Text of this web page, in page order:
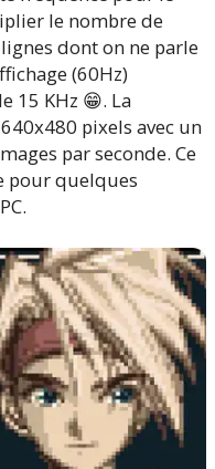
le nombre de
dont on ne parle
(60Hz)
15 KHz 😁. La
pixels avec un
par seconde. Ce
pour quelques